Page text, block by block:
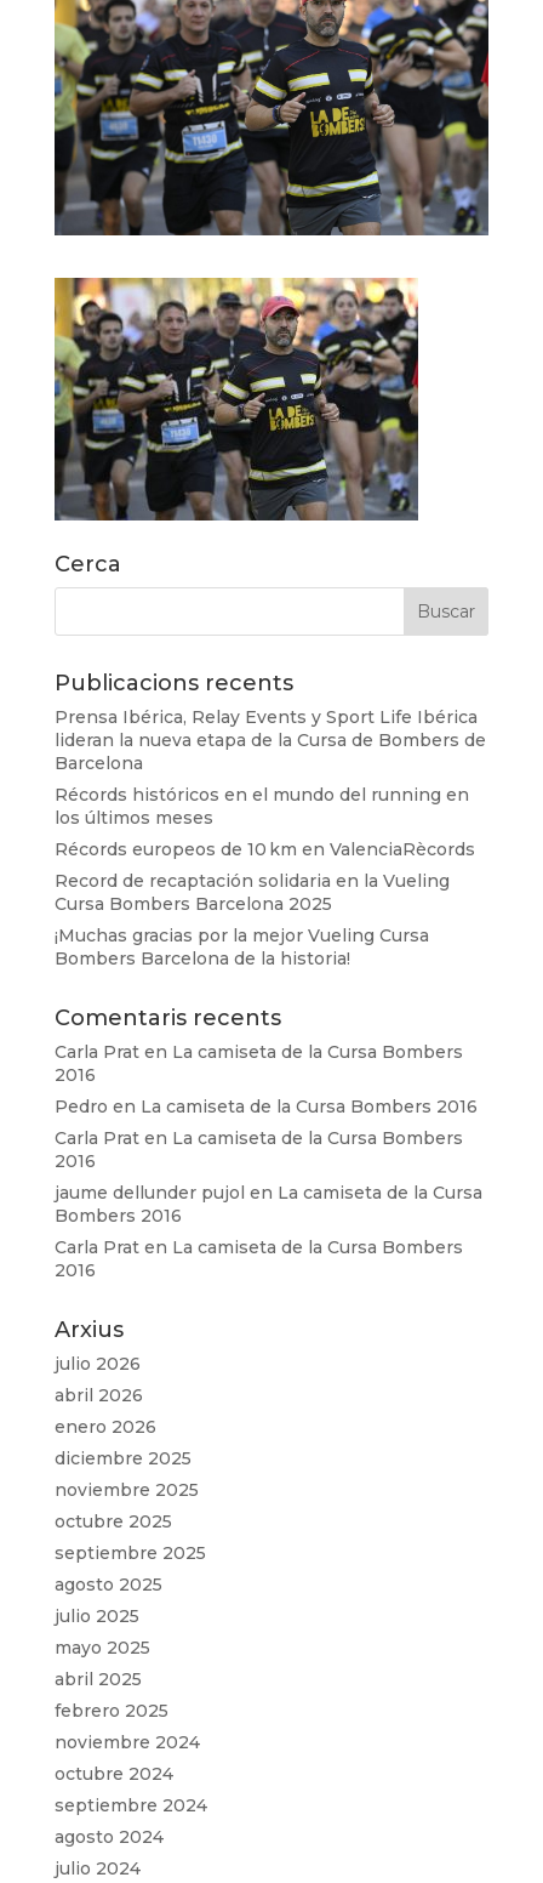
Cerca
Publicacions recents
Prensa Ibérica, Relay Events y Sport Life Ibérica
lideran la nueva etapa de la Cursa de Bombers de
Barcelona
Récords históricos en el mundo del running en
los últimos meses
Récords europeos de 10 km en ValenciaRècords
Record de recaptación solidaria en la Vueling
Cursa Bombers Barcelona 2025
¡Muchas gracias por la mejor Vueling Cursa
Bombers Barcelona de la historia!
Comentaris recents
Carla Praten La camiseta de la Cursa Bombers
2016
Pedro en La camiseta de la Cursa Bombers 2016
Carla Praten La camiseta de la Cursa Bombers
2016
jaume dellunder pujol en La camiseta de la Cursa
Bombers 2016
Carla Praten La camiseta de la Cursa Bombers
2016
Arxius
julio 2026
abril 2026
enero 2026
diciembre 2025
noviembre 2025
octubre 2025
septiembre 2025
agosto 2025
julio 2025
mayo 2025
abril 2025
febrero 2025
noviembre 2024
octubre 2024
septiembre 2024
agosto 2024
julio 2024